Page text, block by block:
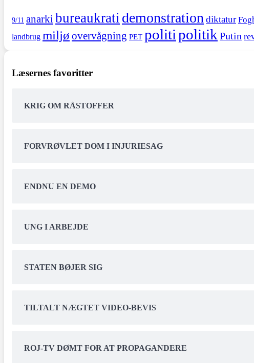
9/11 anarki bureaukrati demonstration diktatur
landbrug miljø overvågning PET politipolitik Putin
Læsernes favoritter
KRIG OM RÅSTOFFER
FORVRØVLET DOM I INJURIESAG
ENDNU EN DEMO
UNG I ARBEJDE
STATEN BØJER SIG
TILTALT NÆGTET VIDEO-BEVIS
ROJ-TV DØMT FOR AT PROPAGANDERE